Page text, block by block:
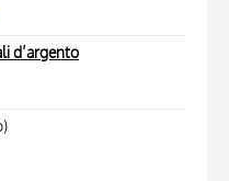
d’argento